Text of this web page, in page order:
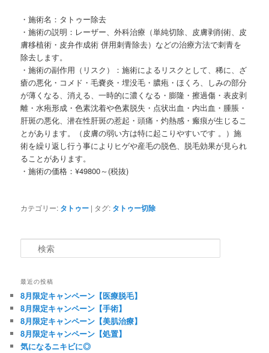
・施術名：タトゥー除去
・施術の説明：レーザー、外科治療（単純切除、皮膚剥削術、皮
膚移植術・皮弁作成術 併用刺青除去）などの治療方法で刺青を
除去します。
・施術の副作用（リスク）：施術によるリスクとして、稀に、ざ
瘡の悪化・コメド・毛嚢炎・埋没毛・膿疱・ほくろ、しみの部分
が薄くなる、消える、一時的に濃くなる・膨隆・擦過傷・表皮剥
離・水疱形成・色素沈着や色素脱失・点状出血・内出血・腫脹・
肝斑の悪化、潜在性肝斑の惹起・頭痛・灼熱感・瘢痕が生じるこ
とがあります。（皮膚の弱い方は特に起こりやすいです 。）施
術を繰り返し行う事によりヒゲや産毛の脱色、脱毛効果が見られ
ることがあります。
・施術の価格：¥49800～(税抜)
カテゴリー: タトゥー | タグ: タトゥー切除
最近の投稿
8月限定キャンペーン【医療脱毛】
8月限定キャンペーン【手術】
8月限定キャンペーン【美肌治療】
8月限定キャンペーン【処置】
気になるニキビに◎